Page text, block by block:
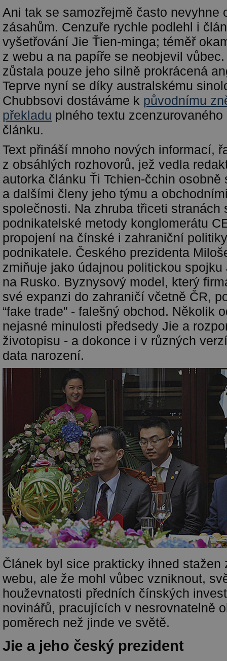
Ani tak se samozřejmě často nevyhne
zásahům. Cenzuře rychle podlehl i
vyšetřování Jie Ťien-minga; téměř
z webu a na papíře se neobjevil
zůstala pouze jeho silně prokrácená
Teprve nyní se díky australskému
Chubbsovi dostáváme k původnímu
překladu plného textu
článku.
Text přináší mnoho nových informací,
z obsáhlých rozhovorů, jež vedla
autorka článku Ťi Tchien-čchin osobně
a dalšími členy jeho týmu a
společnosti. Na zhruba třiceti stranách
podnikatelské metody konglomerátu
propojení na čínské i zahraniční
podnikatele. Českého prezidenta
zmiňuje jako údajnou politickou spojku
na Rusko. Byznysový model, který
své expanzi do zahraničí včetně ČR,
“fake trade” - falešný obchod. Několik
nejasné minulosti předsedy Jie a
životopisu - a dokonce i v různých
data narození.
Článek byl sice prakticky ihned stažen
webu, ale že mohl vůbec vzniknout,
houževnatosti předních čínských
novinářů, pracujících v nesrovnatelně
poměrech než jinde ve světě.
Jie a jeho český prezident